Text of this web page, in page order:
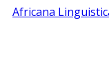
Africana